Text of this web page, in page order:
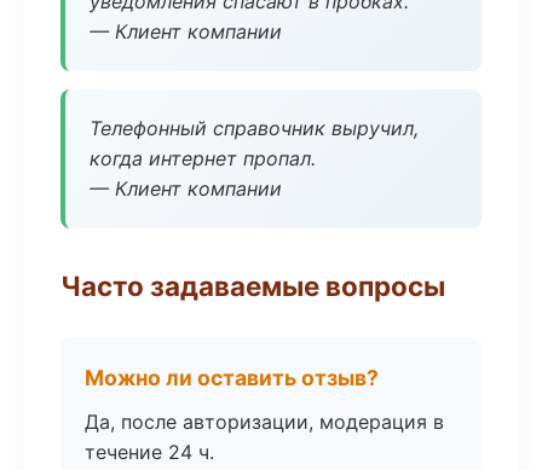
— Клиент компании
Телефонный справочник выручил,
когда интернет пропал.
— Клиент компании
Часто задаваемые вопросы
Можно ли оставить отзыв?
Да, после авторизации, модерация в
течение 24 ч.